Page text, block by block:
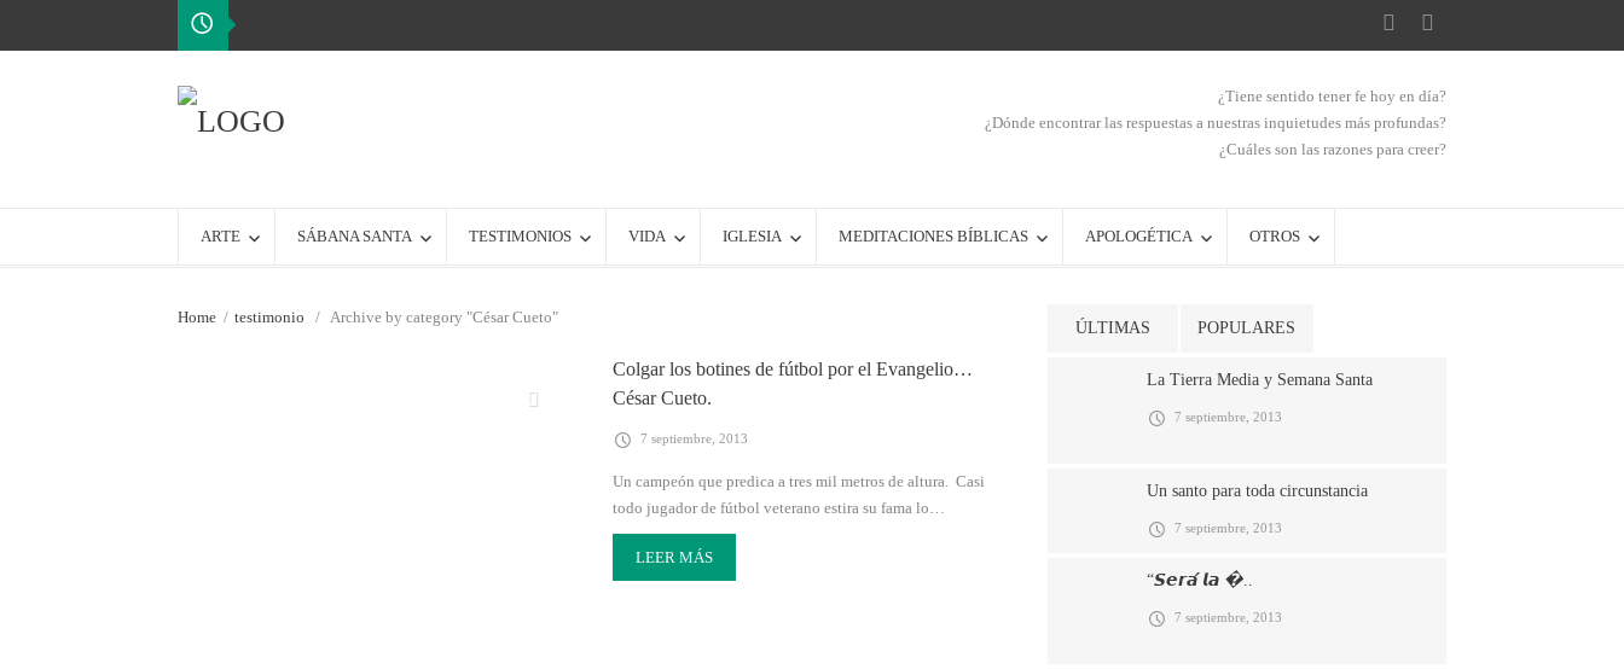
¿Tiene sentido tener fe hoy en día?
¿Dónde encontrar las respuestas a nuestras inquietudes más profundas?
¿Cuáles son las razones para creer?
ARTE SÁBANA SANTA TESTIMONIOS VIDA IGLESIA MEDITACIONES BÍBLICAS APOLOGÉTICA OTROS
Home / testimonio / Archive by category "César Cueto"
Colgar los botines de fútbol por el Evangelio…
César Cueto.
7 septiembre, 2013
Un campeón que predica a tres mil metros de altura. Casi
todo jugador de fútbol veterano estira su fama lo…
LEER MÁS
ÚLTIMAS POPULARES
La Tierra Media y Semana Santa
7 septiembre, 2013
Un santo para toda circunstancia
7 septiembre, 2013
“𝙎𝙚𝙧𝙖́ 𝙡𝙖 �..
7 septiembre, 2013